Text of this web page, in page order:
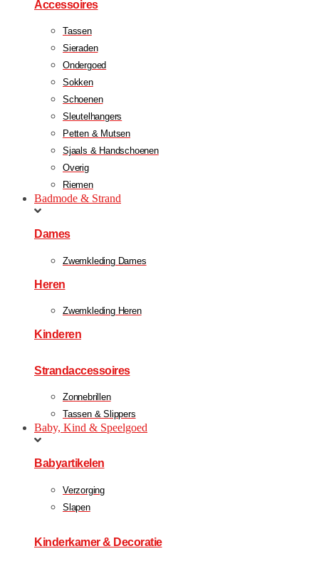
Accessoires
Tassen
Sieraden
Ondergoed
Sokken
Schoenen
Sleutelhangers
Petten & Mutsen
Sjaals & Handschoenen
Overig
Riemen
Badmode & Strand
Dames
Zwemkleding Dames
Heren
Zwemkleding Heren
Kinderen
Strandaccessoires
Zonnebrillen
Tassen & Slippers
Baby, Kind & Speelgoed
Babyartikelen
Verzorging
Slapen
Kinderkamer & Decoratie